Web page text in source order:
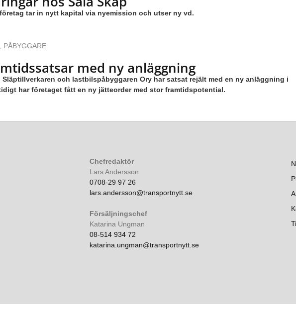
tar in nytt kapital via nyemission och utser ny vd.
, PÅBYGGARE
med ny anläggning
Släptillverkaren och lastbilspåbyggaren Ory har satsat rejält med en ny anläggning i
har företaget fått en ny jätteorder med stor framtidspotential.
Chefredaktör
Lars Andersson
0708-29 97 26
lars.andersson@transportnytt.se
Försäljningschef
Katarina Ungman
08-514 934 72
katarina.ungman@transportnytt.se